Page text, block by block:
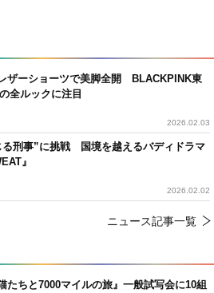
ザーショーツで美脚全開 BLACKPINK東
全ルックに注目
2026.02.03
る刑事”に挑戦 国境を越えるバディドラマ
』
2026.02.02
ニュース記事一覧
たちと7000マイルの旅』一般試写会に10組